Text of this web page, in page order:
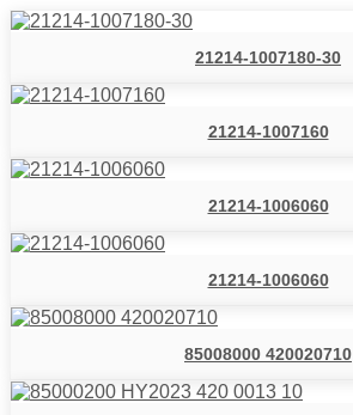
21214-1007180-30
21214-1007160
21214-1006060
21214-1006060
85008000 420020710